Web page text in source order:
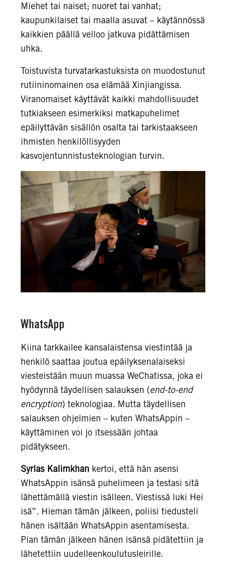
Miehet tai naiset; nuoret tai vanhat;
kaupunkilaiset tai maalla asuvat – käytännössä
kaikkien päällä velloo jatkuva pidättämisen
uhka.
Toistuvista turvatarkastuksista on muodostunut
rutiininomainen osa elämää Xinjiangissa.
Viranomaiset käyttävät kaikki mahdollisuudet
tutkiakseen esimerkiksi matkapuhelimet
epäilyttävän sisällön osalta tai tarkistaakseen
ihmisten henkilöllisyyden
kasvojentunnistusteknologian turvin.
WhatsApp
Kiina tarkkailee kansalaistensa viestintää ja
henkilö saattaa joutua epäilyksenalaiseksi
viesteistään muun muassa WeChatissa, joka ei
hyödynnä täydellisen salauksen (end-to-end
encryption) teknologiaa. Mutta täydellisen
salauksen ohjelmien – kuten WhatsAppin –
käyttäminen voi jo itsessään johtaa
pidätykseen.
Syrlas Kalimkhan kertoi, että hän asensi
WhatsAppin isänsä puhelimeen ja testasi sitä
lähettämällä viestin isälleen. Viestissä luki Hei
isä”. Hieman tämän jälkeen, poliisi tiedusteli
hänen isältään WhatsAppin asentamisesta.
Pian tämän jälkeen hänen isänsä pidätettiin ja
lähetettiin uudelleenkoulutusleirille.